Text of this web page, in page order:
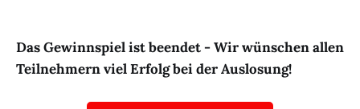
Das Gewinnspiel ist beendet - Wir wünschen allen
Teilnehmern viel Erfolg bei der Auslosung!